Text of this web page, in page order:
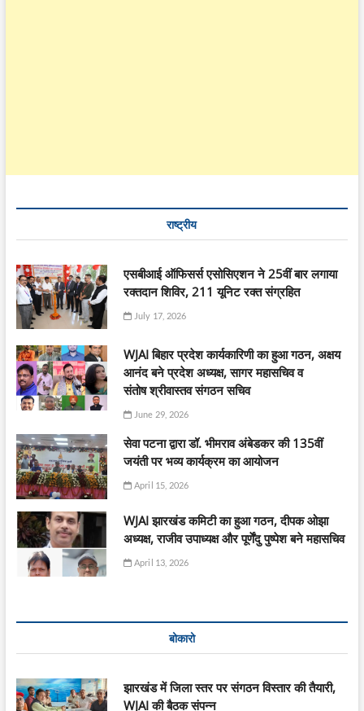
राष्ट्रीय
एसबीआई ऑफिसर्स एसोसिएशन ने 25वीं बार लगाया
रक्तदान शिविर, 211 यूनिट रक्त संग्रहित
July 17, 2026
WJAI बिहार प्रदेश कार्यकारिणी का हुआ गठन, अक्षय
आनंद बने प्रदेश अध्यक्ष, सागर महासचिव व
संतोष श्रीवास्तव संगठन सचिव
June 29, 2026
सेवा पटना द्वारा डॉ. भीमराव अंबेडकर की 135वीं
जयंती पर भव्य कार्यक्रम का आयोजन
April 15, 2026
WJAI झारखंड कमिटी का हुआ गठन, दीपक ओझा
अध्यक्ष, राजीव उपाध्यक्ष और पूर्णेंदु पुष्पेश बने महासचिव
April 13, 2026
बोकारो
झारखंड में जिला स्तर पर संगठन विस्तार की तैयारी,
WJAI की बैठक संपन्न